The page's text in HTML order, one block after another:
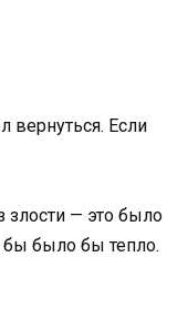
вернуться. Если
злости — это было
бы было бы тепло.